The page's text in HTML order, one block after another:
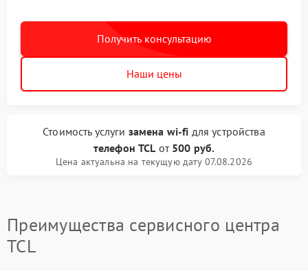
Получить консультацию
Наши цены
Стоимость услуги замена wi-fi для устройства
телефон TCL от 500 руб.
Цена актуальна на текущую дату 07.08.2026
Преимущества сервисного центра
TCL